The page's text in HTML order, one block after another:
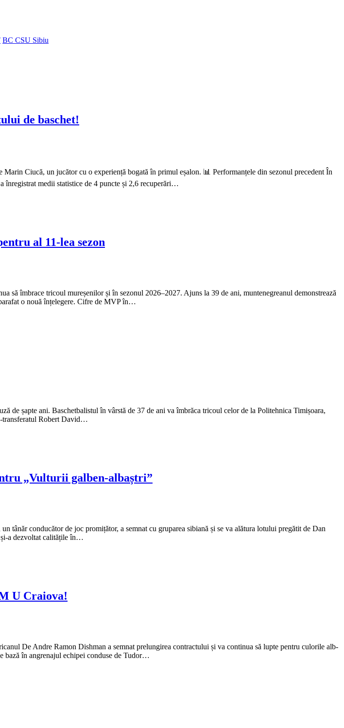
BC CSU Sibiu
de baschet!
Ciucă, un jucător cu o experiență bogată în primul eșalon. 📊 Performanțele din sezonul precedent În
înregistrat medii statistice de 4 puncte și 2,6 recuperări…
al 11-lea sezon
să îmbrace tricoul mureșenilor și în sezonul 2026–2027. Ajuns la 39 de ani, muntenegreanul demonstrează
o nouă înțelegere. Cifre de MVP în…
de șapte ani. Baschetbalistul în vârstă de 37 de ani va îmbrăca tricoul celor de la Politehnica Timișoara,
transferatul Robert David…
„Vulturii galben-albaștri”
conducător de joc promițător, a semnat cu gruparea sibiană și se va alătura lotului pregătit de Dan
și-a dezvoltat calitățile în…
U Craiova!
De Andre Ramon Dishman a semnat prelungirea contractului și va continua să lupte pentru culorile alb-
bază în angrenajul echipei conduse de Tudor…